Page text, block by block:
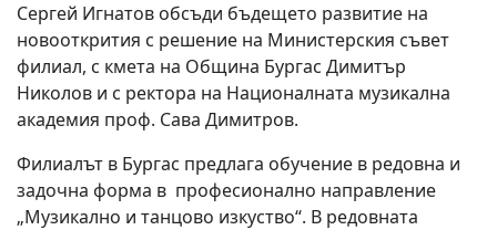
Сергей Игнатов обсъди бъдещето развитие на
новооткрития с решение на Министерския съвет
филиал, с кмета на Община Бургас Димитър
Николов и с ректора на Националната музикална
академия проф. Сава Димитров.
Филиалът в Бургас предлага обучение в редовна и
задочна форма в професионално направление
„Музикално и танцово изкуство“. В редовната